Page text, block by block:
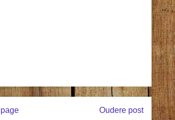
Oudere post